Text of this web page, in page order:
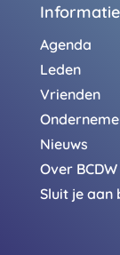
Informatie
Agenda
Leden
Vrienden
Nieuws
Over BCDW
Sluit je aan